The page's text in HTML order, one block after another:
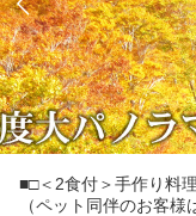
■□＜2食付＞手作り料
（ペット同伴のお客